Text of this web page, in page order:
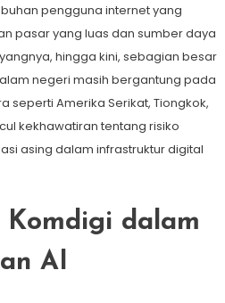
pengguna internet yang
pasar yang luas dan sumber daya
hingga kini, sebagian besar
negeri masih bergantung pada
Amerika Serikat, Tiongkok,
kekhawatiran tentang risiko
asing dalam infrastruktur digital
Komdigi dalam
AI